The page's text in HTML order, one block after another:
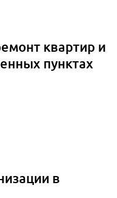
квартир и
пунктах
в